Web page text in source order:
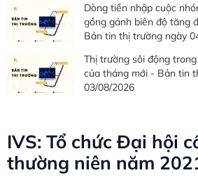
IVS: Tổ chức Đại hội
thường niên năm
Dòng tiền nhập cuộc
gồng gánh biên độ tăng
Bản tin thị trường ngày
Thị trường sôi động
của tháng mới - Bản tin
03/08/2026